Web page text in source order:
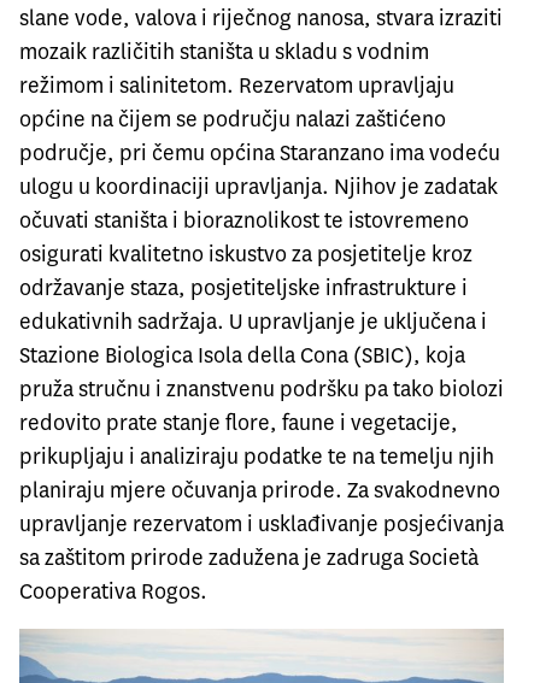
slane vode, valova i riječnog nanosa, stvara izraziti
mozaik različitih staništa u skladu s vodnim
režimom i salinitetom. Rezervatom upravljaju
općine na čijem se području nalazi zaštićeno
područje, pri čemu općina Staranzano ima vodeću
ulogu u koordinaciji upravljanja. Njihov je zadatak
očuvati staništa i bioraznolikost te istovremeno
osigurati kvalitetno iskustvo za posjetitelje kroz
održavanje staza, posjetiteljske infrastrukture i
edukativnih sadržaja. U upravljanje je uključena i
Stazione Biologica Isola della Cona (SBIC), koja
pruža stručnu i znanstvenu podršku pa tako biolozi
redovito prate stanje flore, faune i vegetacije,
prikupljaju i analiziraju podatke te na temelju njih
planiraju mjere očuvanja prirode. Za svakodnevno
upravljanje rezervatom i usklađivanje posjećivanja
sa zaštitom prirode zadužena je zadruga Società
Cooperativa Rogos.